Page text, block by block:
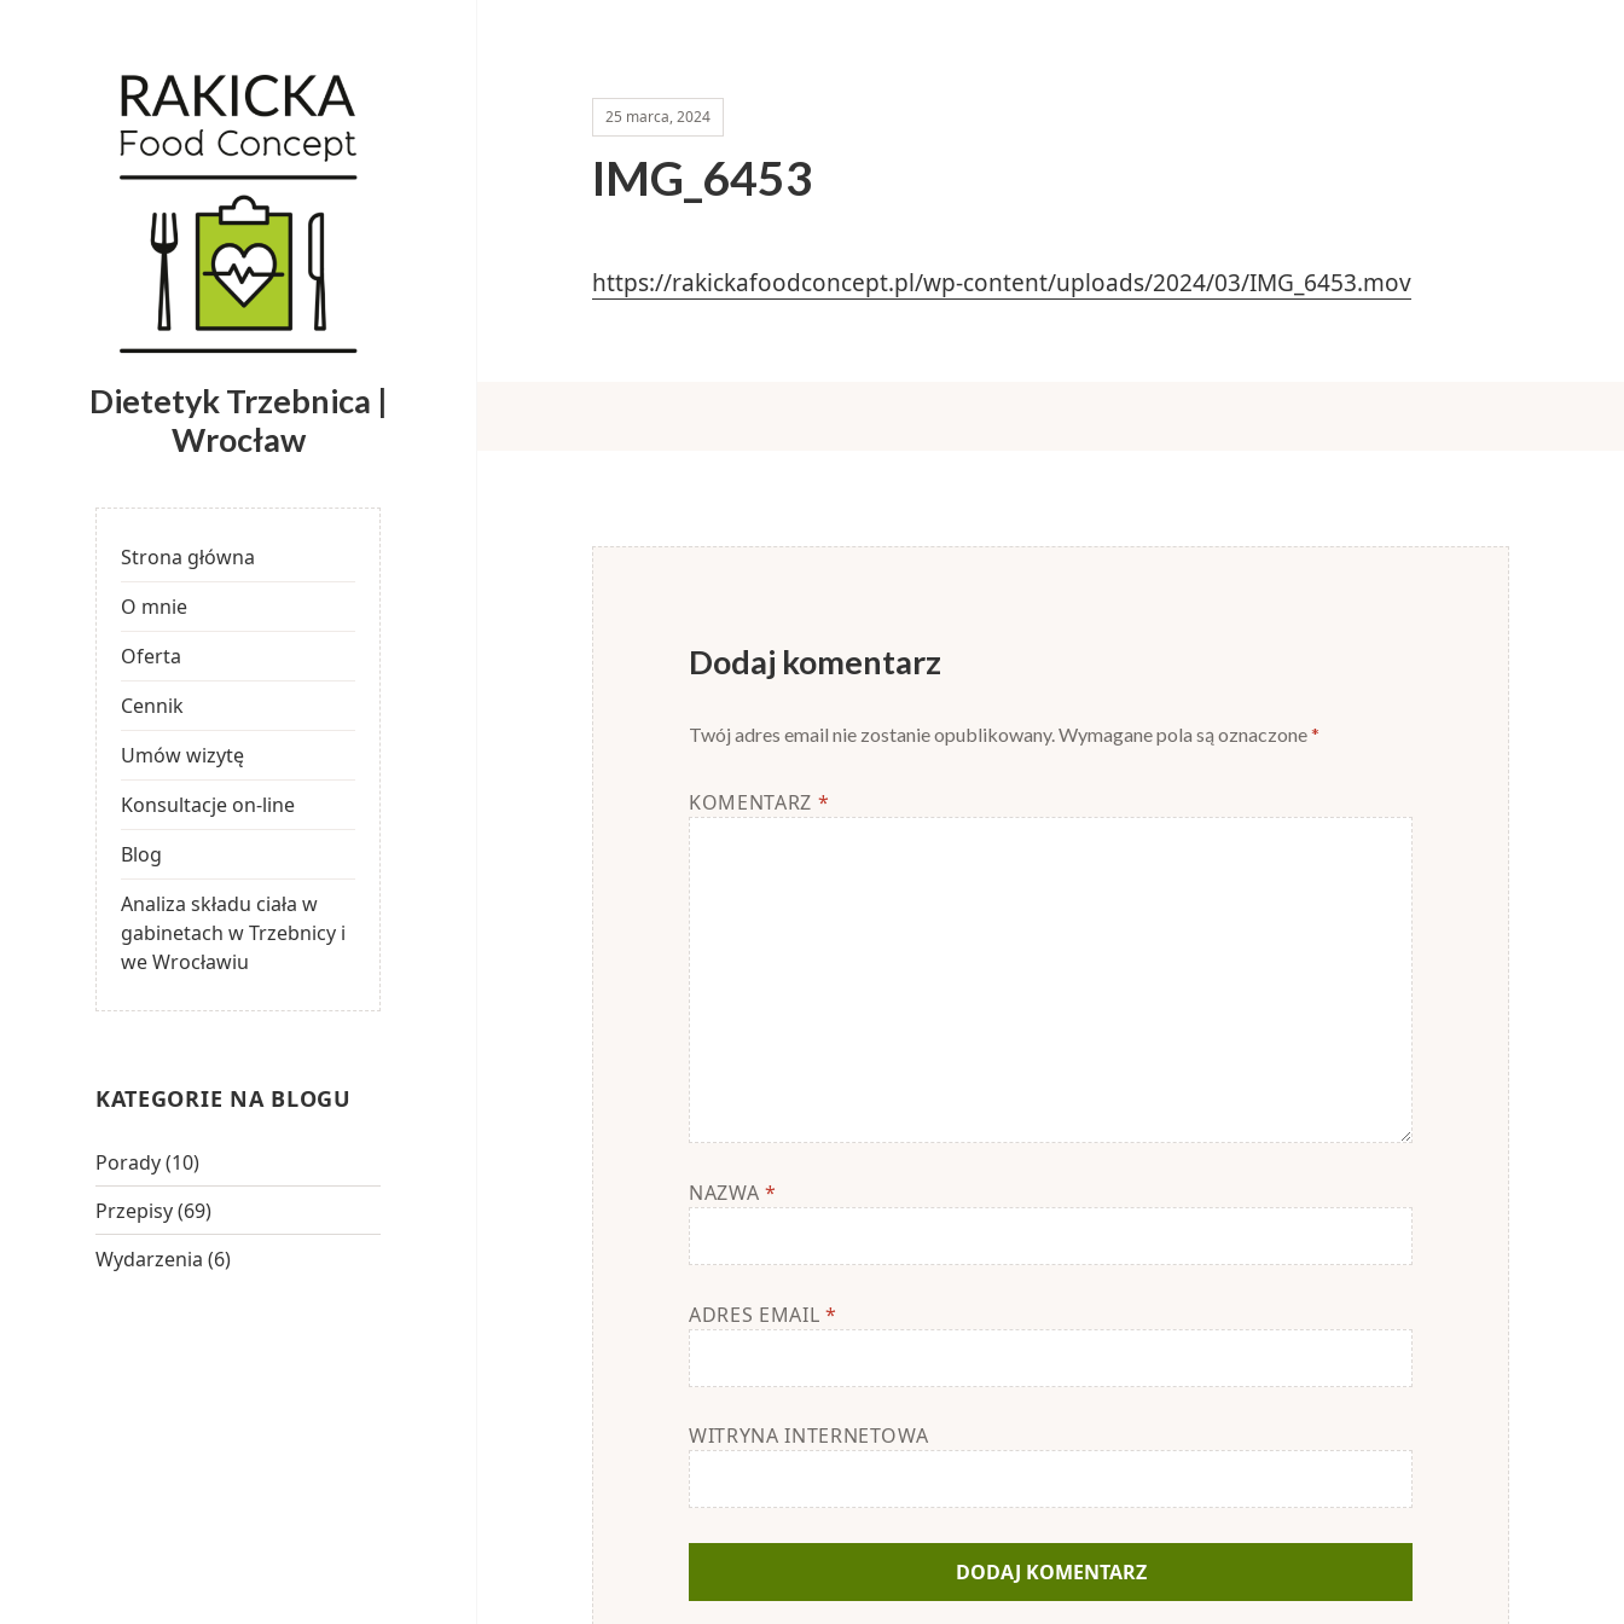
Dietetyk Trzebnica |
Wrocław
Strona główna
O mnie
Oferta
Cennik
Umów wizytę
Konsultacje on-line
Blog
Analiza składu ciała w
gabinetach w Trzebnicy i
we Wrocławiu
KATEGORIE NA BLOGU
Porady(10)
Przepisy(69)
Wydarzenia (6)
25 marca, 2024
IMG_6453
https://rakickafoodconcept.pl/wp-content/uploads/2024/03/IMG_6453.mov
Dodaj komentarz
Twój adres email nie zostanie opublikowany.Wymagane pola są oznaczone*
KOMENTARZ *
NAZWA*
ADRES EMAIL *
WITRYNA INTERNETOWA